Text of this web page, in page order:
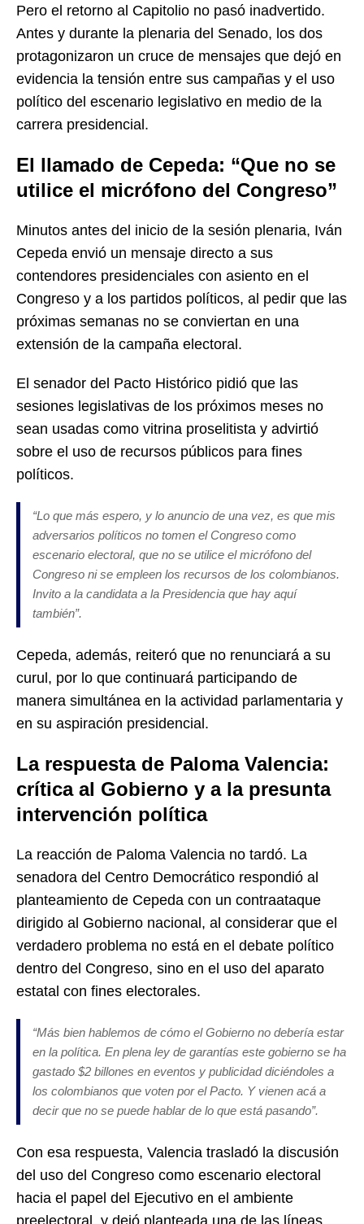
Pero el retorno al Capitolio no pasó inadvertido.
Antes y durante la plenaria del Senado, los dos
protagonizaron un cruce de mensajes que dejó en
evidencia la tensión entre sus campañas y el uso
político del escenario legislativo en medio de la
carrera presidencial.
El llamado de Cepeda: “Que no se
utilice el micrófono del Congreso”
Minutos antes del inicio de la sesión plenaria, Iván
Cepeda envió un mensaje directo a sus
contendores presidenciales con asiento en el
Congreso y a los partidos políticos, al pedir que las
próximas semanas no se conviertan en una
extensión de la campaña electoral.
El senador del Pacto Histórico pidió que las
sesiones legislativas de los próximos meses no
sean usadas como vitrina proselitista y advirtió
sobre el uso de recursos públicos para fines
políticos.
“Lo que más espero, y lo anuncio de una vez, es que mis
adversarios políticos no tomen el Congreso como
escenario electoral, que no se utilice el micrófono del
Congreso ni se empleen los recursos de los colombianos.
Invito a la candidata a la Presidencia que hay aquí
también”.
Cepeda, además, reiteró que no renunciará a su
curul, por lo que continuará participando de
manera simultánea en la actividad parlamentaria y
en su aspiración presidencial.
La respuesta de Paloma Valencia:
crítica al Gobierno y a la presunta
intervención política
La reacción de Paloma Valencia no tardó. La
senadora del Centro Democrático respondió al
planteamiento de Cepeda con un contraataque
dirigido al Gobierno nacional, al considerar que el
verdadero problema no está en el debate político
dentro del Congreso, sino en el uso del aparato
estatal con fines electorales.
“Más bien hablemos de cómo el Gobierno no debería estar
en la política. En plena ley de garantías este gobierno se ha
gastado $2 billones en eventos y publicidad diciéndoles a
los colombianos que voten por el Pacto. Y vienen acá a
decir que no se puede hablar de lo que está pasando”.
Con esa respuesta, Valencia trasladó la discusión
del uso del Congreso como escenario electoral
hacia el papel del Ejecutivo en el ambiente
preelectoral, y dejó planteada una de las líneas